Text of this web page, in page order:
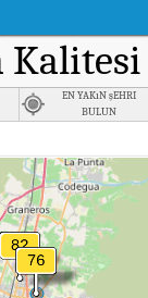
EN YAKıN şEHRI
BULUN